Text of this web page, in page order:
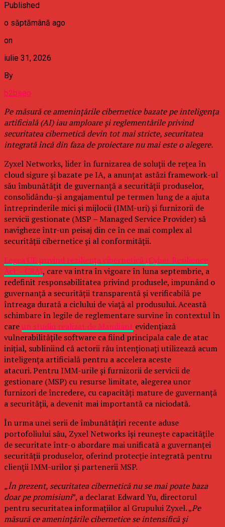
Published
o săptămână ago
on
iulie 31, 2026
By
b2bseo
Pe măsură ce amenințările cibernetice bazate pe inteligența
artificială (AI) iau amploare și reglementările privind
securitatea cibernetică devin tot mai stricte, securitatea
integrată încă din faza de proiectare nu mai este o alegere.
Zyxel Networks, lider în furnizarea de soluții de rețea în
cloud sigure și bazate pe IA, a anunțat astăzi framework-ul
său îmbunătățit de guvernanță a securității produselor,
consolidându-și angajamentul pe termen lung de a ajuta
întreprinderile mici și mijlocii (IMM-uri) și furnizorii de
servicii gestionate (MSP – Managed Service Provider) să
navigheze într-un peisaj din ce în ce mai complex al
securității cibernetice și al conformității.
Legea UE privind reziliența cibernetică (Cyber Resilience
Act – CRA), care va intra în vigoare în luna septembrie, a
redefinit responsabilitatea privind produsele, impunând o
guvernanță a securității transparentă și verificabilă pe
întreaga durată a ciclului de viață al produsului. Această
schimbare în legile de reglementare survine în contextul în
careun studiu realizat de Mandiant evidențiază
vulnerabilitățile software ca fiind principala cale de atac
inițial, subliniind că actorii rău intenționați utilizează acum
inteligența artificială pentru a accelera aceste
atacuri. Pentru IMM-urile și furnizorii de servicii de
gestionare (MSP) cu resurse limitate, alegerea unor
furnizori de încredere, cu capacități mature de guvernanță
a securității, a devenit mai importantă ca niciodată.
În urma unei serii de îmbunătățiri recente aduse
portofoliului său, Zyxel Networks își reunește capacitățile
de securitate într-o abordare mai unificată a guvernanței
securității produselor, oferind protecție integrată pentru
clienții IMM-urilor și partenerii MSP.
„În prezent, securitatea cibernetică nu se mai poate baza
doar pe promisiuni”, a declarat Edward Yu, directorul
pentru securitatea informațiilor al Grupului Zyxel. „Pe
măsură ce amenințările cibernetice se intensifică și